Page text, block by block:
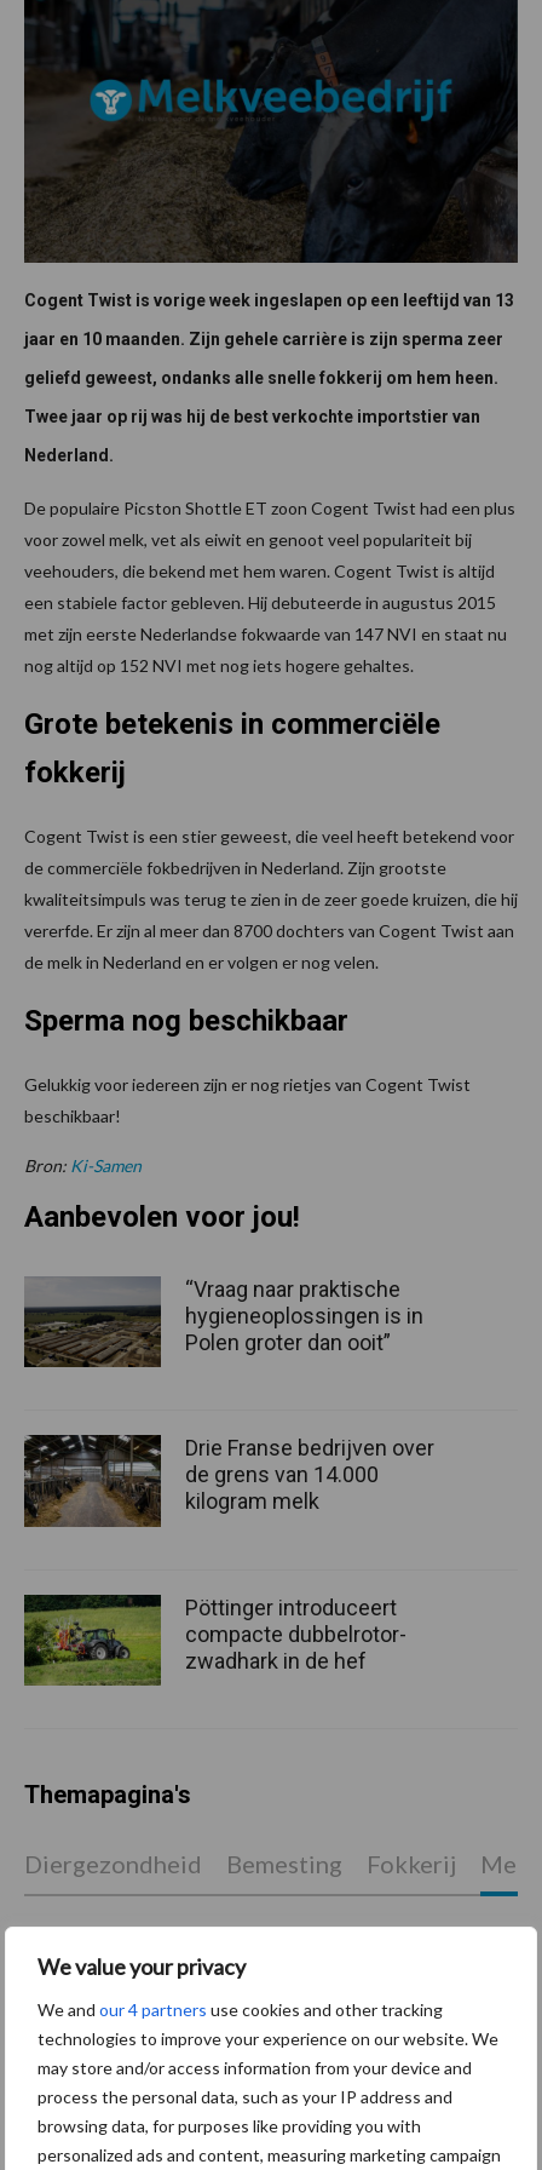
We value your privacy
We and our 4 partners use cookies and other tracking
technologies to improve your experience on our website. We
may store and/or access information from your device and
process the personal data, such as your IP address and
browsing data, for purposes like providing you with
personalized ads and content, measuring marketing campaign
Cogent Twist is vorige week ingeslapen op een leeftijd van 13
jaar en 10 maanden. Zijn gehele carrière is zijn sperma zeer
geliefd geweest, ondanks alle snelle fokkerij om hem heen.
Twee jaar op rij was hij de best verkochte importstier van
Nederland.
De populaire Picston Shottle ET zoon Cogent Twist had een plus
voor zowel melk, vet als eiwit en genoot veel populariteit bij
veehouders, die bekend met hem waren. Cogent Twist is altijd
een stabiele factor gebleven. Hij debuteerde in augustus 2015
met zijn eerste Nederlandse fokwaarde van 147 NVI en staat nu
nog altijd op 152 NVI met nog iets hogere gehaltes.
Grote betekenis in commerciële
fokkerij
Cogent Twist is een stier geweest, die veel heeft betekend voor
de commerciële fokbedrijven in Nederland. Zijn grootste
kwaliteitsimpuls was terug te zien in de zeer goede kruizen, die hij
vererfde. Er zijn al meer dan 8700 dochters van Cogent Twist aan
de melk in Nederland en er volgen er nog velen.
Sperma nog beschikbaar
Gelukkig voor iedereen zijn er nog rietjes van Cogent Twist
beschikbaar!
Bron: Ki-Samen
Aanbevolen voor jou!
“Vraag naar praktische
hygieneoplossingen is in
Polen groter dan ooit”
Drie Franse bedrijven over
de grens van 14.000
kilogram melk
Pöttinger introduceert
compacte dubbelrotor-
zwadhark in de hef
Themapagina's
Diergezondheid Bemesting Fokkerij
Bedrijfsnieuws
Voerhekken
Toon meer